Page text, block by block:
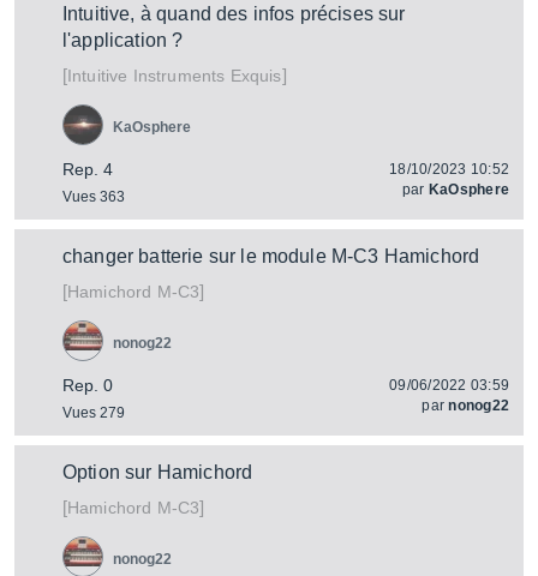
Intuitive, à quand des infos précises sur
l'application ?
[ Intuitive Instruments Exquis]
Rep. 4
Vues 363
KaOsphere
18/10/2023 10:52
par KaOsphere
changer batterie sur le module M-C3 Hamichord
[Hamichord M-C3]
Rep. 0
Vues 279
nonog22
09/06/2022 03:59
parnonog22
Option sur Hamichord
[Hamichord M-C3]
nonog22